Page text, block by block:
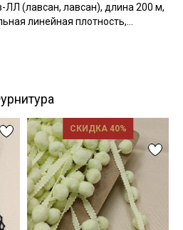
(лавсан, лавсан), длина 200 м,
линейная плотность,
СКИДКА 40%
обработки персональных
на обработку персональных